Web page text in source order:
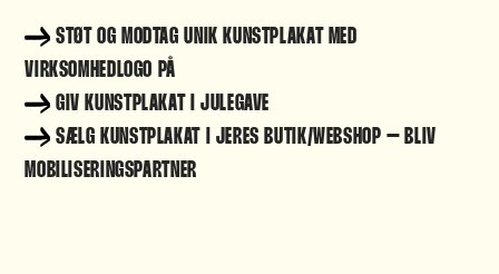
STØT OG MODTAG UNIK KUNSTPLAKAT MED
VIRKSOMHEDLOGO PÅ
GIV KUNSTPLAKAT I JULEGAVE
SÆLG KUNSTPLAKAT I JERES BUTIK/WEBSHOP – BLIV
MOBILISERINGSPARTNER